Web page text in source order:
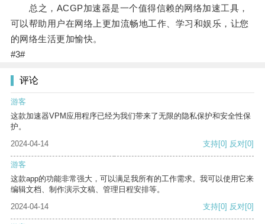
总之，ACGP加速器是一个值得信赖的网络加速工具，
可以帮助用户在网络上更加流畅地工作、学习和娱乐，让您
的网络生活更加愉快。
#3#
评论
游客
这款加速器VPM应用程序已经为我们带来了无限的隐私保护和安全性保
护。
2024-04-14
支持[0] 反对[0]
游客
这款app的功能非常强大，可以满足我所有的工作需求。我可以使用它来
编辑文档、制作演示文稿、管理日程安排等。
2024-04-14
支持[0] 反对[0]